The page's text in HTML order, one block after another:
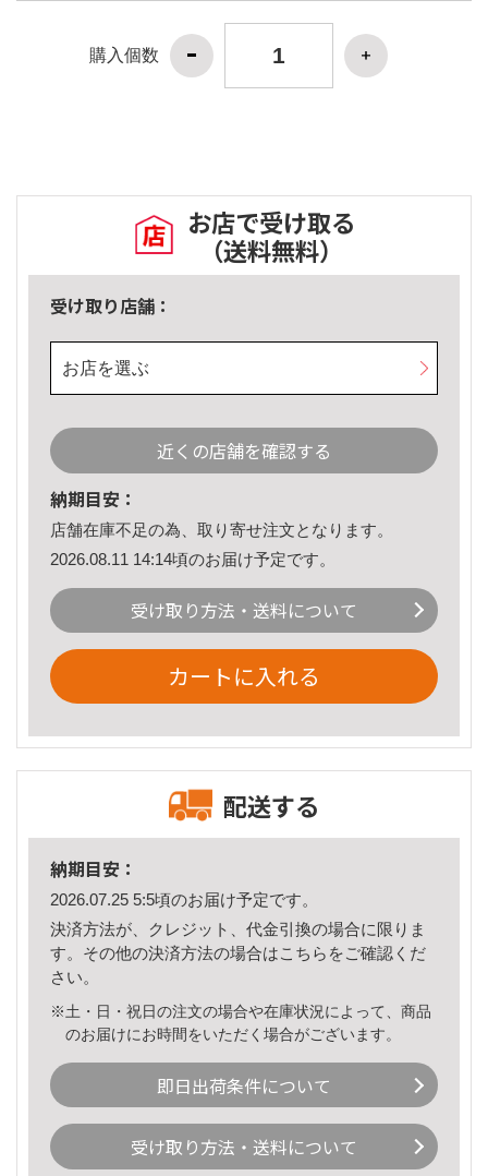
購入個数
お店で受け取る
（送料無料）
受け取り店舗：
お店を選ぶ
近くの店舗を確認する
納期目安：
店舗在庫不足の為、取り寄せ注文となります。
2026.08.11 14:14頃のお届け予定です。
受け取り方法・送料について
カートに入れる
配送する
納期目安：
2026.07.25 5:5頃のお届け予定です。
決済方法が、クレジット、代金引換の場合に限りま
す。その他の決済方法の場合はこちら をご確認くだ
さい。
※土・日・祝日の注文の場合や在庫状況によって、商品
のお届けにお時間をいただく場合がございます。
即日出荷条件について
受け取り方法・送料について